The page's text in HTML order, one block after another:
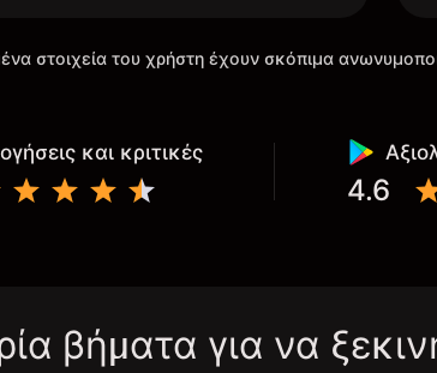
στοιχεία του χρήστη έχουν σκόπιμα
και κριτικές
4.6
βήματα για να